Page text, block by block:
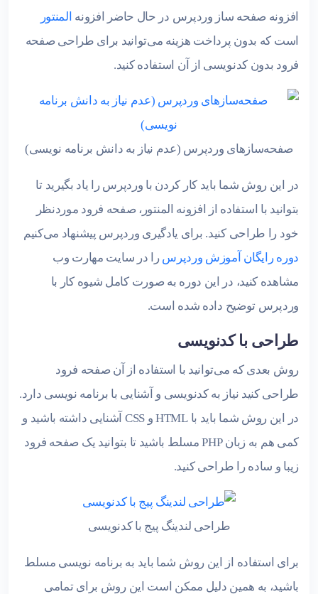
افزونه صفحه ساز وردپرس در حال حاضر افزونه المنتور
است که بدون پرداخت هزینه می‌توانید برای طراحی صفحه
فرود بدون کدنویسی از آن استفاده کنید.
صفحه‌سازهای وردپرس (عدم نیاز به دانش برنامه نویسی)
در این روش شما باید کار کردن با وردپرس را یاد بگیرید تا
بتوانید با استفاده از افزونه‌ المنتور، صفحه فرود موردنظر
خود را طراحی کنید. برای یادگیری وردپرس پیشنهاد می‌کنیم
دوره رایگان آموزش وردپرس را در سایت مهارت وب
مشاهده کنید، در این دوره به صورت کامل شیوه کار با
وردپرس توضیح داده شده است.
طراحی با کدنویسی
روش بعدی که می‌توانید با استفاده از آن صفحه فرود
طراحی کنید نیاز به کدنویسی و آشنایی با برنامه نویسی دارد.
در این روش شما باید با HTML و CSS آشنایی داشته باشید و
کمی هم به زبان PHP مسلط باشید تا بتوانید یک صفحه فرود
زیبا و ساده را طراحی کنید.
طراحی لندینگ پیج با کدنویسی
برای استفاده از این روش شما باید به برنامه نویسی مسلط
باشید، به همین دلیل ممکن است این روش برای تمامی